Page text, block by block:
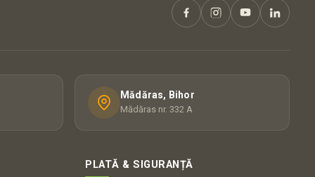
Mădăras, Bihor
Mădăras nr. 332 A
PLATĂ & SIGURANȚĂ